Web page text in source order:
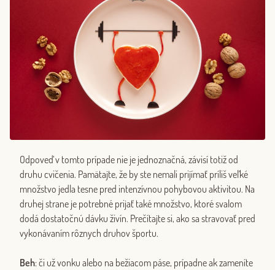
Odpoveď v tomto prípade nie je jednoznačná, závisí totiž od
druhu cvičenia. Pamätajte, že by ste nemali prijímať príliš veľké
množstvo jedla tesne pred intenzívnou pohybovou aktivitou. Na
druhej strane je potrebné prijať také množstvo, ktoré svalom
dodá dostatočnú dávku živín. Prečítajte si, ako sa stravovať pred
vykonávaním rôznych druhov športu.
Beh: či už vonku alebo na bežiacom páse, prípadne ak zameníte